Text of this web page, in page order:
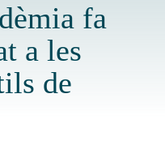
fa
a les
de